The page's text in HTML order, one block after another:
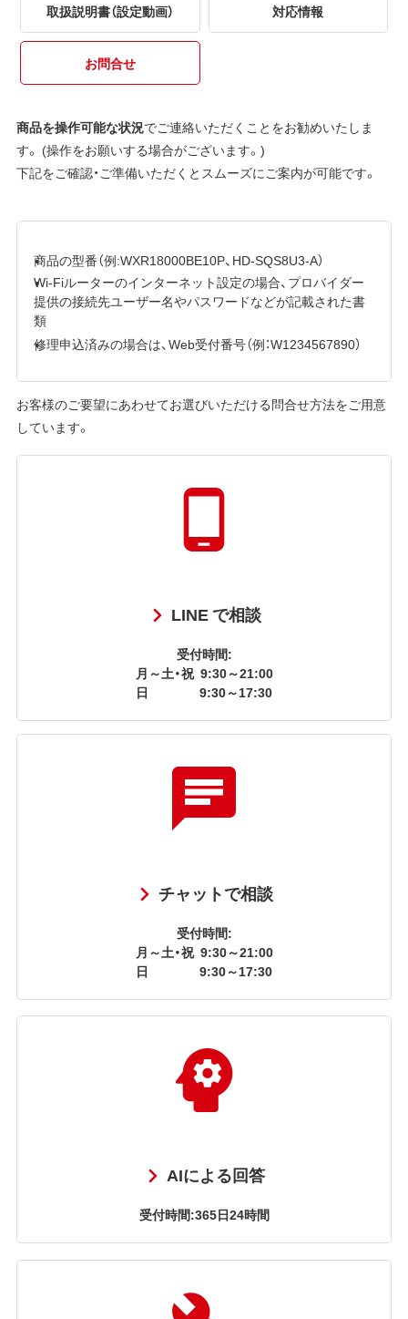
取扱説明書（設定動画） 対応情報
お問合せ
商品を操作可能な状況でご連絡いただくことをお勧めいたしま
す。 (操作をお願いする場合がございます。)
下記をご確認・ご準備いただくとスムーズにご案内が可能です。
商品の型番（例:WXR18000BE10P、HD-SQS8U3-A）
Wi-Fiルーターのインターネット設定の場合、プロバイダー
提供の接続先ユーザー名やパスワードなどが記載された書
類
修理申込済みの場合は、Web受付番号（例：W1234567890）
お客様のご要望にあわせてお選びいただける問合せ方法をご用意
しています。
LINE で相談
受付時間:
月～土・祝 9:30～21:00
日
9:30～17:30
チャットで相談
受付時間:
月～土・祝 9:30～21:00
日
9:30～17:30
AIによる回答
受付時間:365日24時間